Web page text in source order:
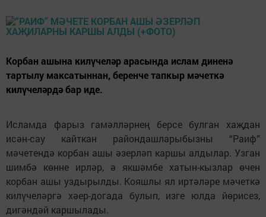
Корбан ашына килүчеләр арасында ислам диненә
тартылу максатыннан, беренче тапкыр мәчеткә
килүчеләрдә бар иде.
Исламда фарыз гамәлләрнең берсе булган хаҗдан
исән-сау кайткан райондашларыбызны “Раиф”
мәчетендә корбан ашы әзерләп каршы алдылар. Узган
шимбә көнне ирләр, ә якшәмбе хатын-кызлар өчен
корбан ашы уздырылды. Кояшлы ял иртәләре мәчеткә
килүчеләргә хәер-догада булып, изге юлда йөрисез,
дигәндәй каршылады.